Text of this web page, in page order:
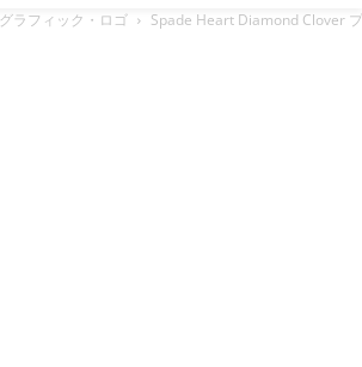
グラフィック・ロゴ Spade Heart Diamond Clover